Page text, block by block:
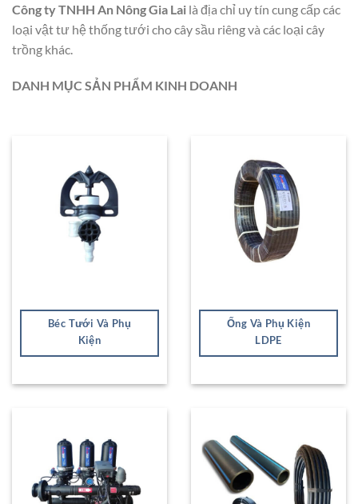
Công ty TNHH An Nông Gia Lai là địa chỉ uy tín cung cấp các
loại vật tư hệ thống tưới cho cây sầu riêng và các loại cây
trồng khác.
DANH MỤC SẢN PHẨM KINH DOANH
Béc Tưới Và Phụ
Kiện
Ống Và Phụ Kiện
LDPE